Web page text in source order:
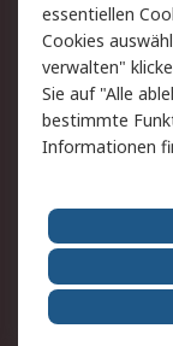
AGB
Cookie-
Copyright/
Karriere bei RS
Qualität/
Event-Center
essentiellen
Cookies
verwalten"
Sie auf "Alle
bestimmte
Informationen